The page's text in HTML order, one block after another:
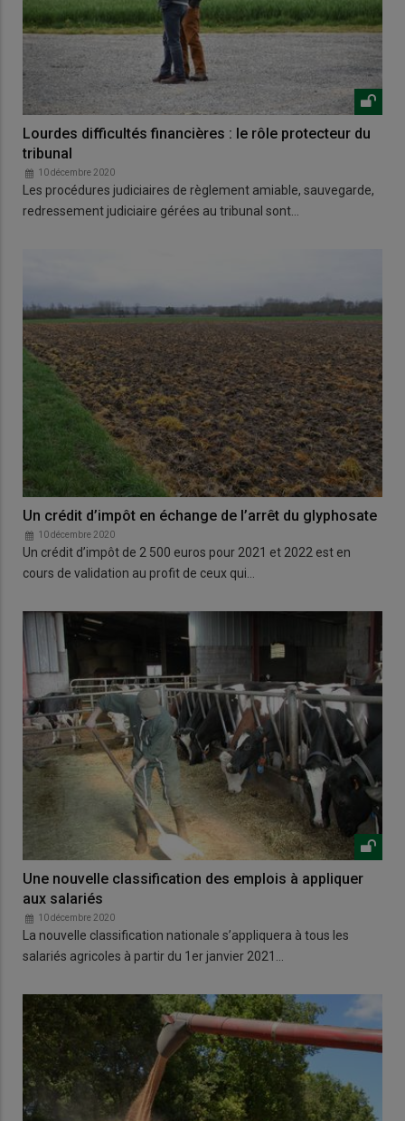
Lourdes difficultés financières : le rôle protecteur du
tribunal
10 décembre 2020
Les procédures judiciaires de règlement amiable, sauvegarde,
redressement judiciaire gérées au tribunal sont…
Un crédit d’impôt en échange de l’arrêt du glyphosate
10 décembre 2020
Un crédit d’impôt de 2 500 euros pour 2021 et 2022 est en
cours de validation au profit de ceux qui…
Une nouvelle classification des emplois à appliquer
aux salariés
10 décembre 2020
La nouvelle classification nationale s’appliquera à tous les
salariés agricoles à partir du 1er janvier 2021…